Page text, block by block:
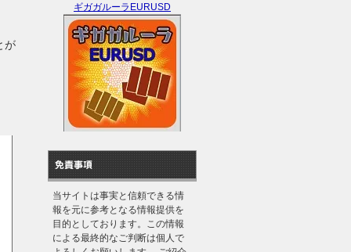
が
ギガガルーラEURUSD
免責事項
当サイトは事実と信頼できる情
報を元に参考となる情報提供を
目的としております。この情報
による最終的なご判断は個人で